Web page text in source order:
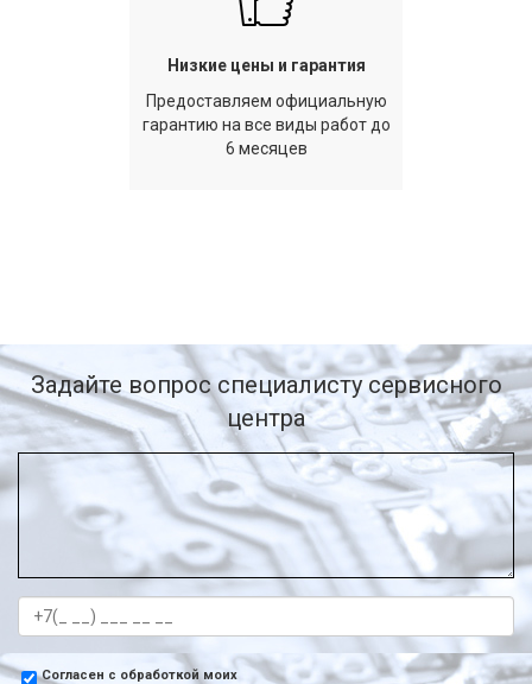
Низкие цены и гарантия
Предоставляем официальную
гарантию на все виды работ до
6 месяцев
Задайте вопрос специалисту сервисного
центра
Согласен с обработкой моих